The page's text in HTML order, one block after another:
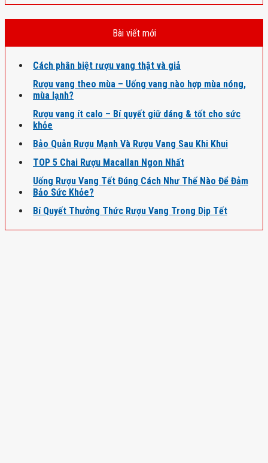
Bài viết mới
Cách phân biệt rượu vang thật và giả
Rượu vang theo mùa – Uống vang nào hợp mùa nóng,
mùa lạnh?
Rượu vang ít calo – Bí quyết giữ dáng & tốt cho sức
khỏe
Bảo Quản Rượu Mạnh Và Rượu Vang Sau Khi Khui
TOP 5 Chai Rượu Macallan Ngon Nhất
Uống Rượu Vang Tết Đúng Cách Như Thế Nào Để Đảm
Bảo Sức Khỏe?
Bí Quyết Thưởng Thức Rượu Vang Trong Dịp Tết